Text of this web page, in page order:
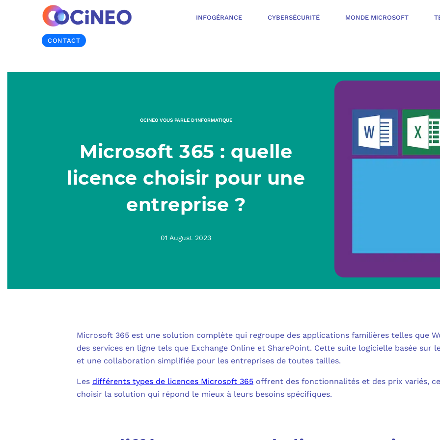
INFOGÉRANCE CYBERSÉCURITÉ MONDE MICROSOFT
CONTACT
OCINEO VOUS PARLE D’INFORMATIQUE
Microsoft 365 : quelle
licence choisir pour une
entreprise ?
01 August 2023
Microsoft 365 est une solution complète qui regroupe des applications familières telles que
des services en ligne tels que Exchange Online et SharePoint. Cette suite logicielle basée
et une collaboration simplifiée pour les entreprises de toutes tailles.
Les différents types de licences Microsoft 365 offrent des fonctionnalités et des prix variés,
choisir la solution qui répond le mieux à leurs besoins spécifiques.
INFOGÉRANCE
NOTRE
VOTRE
NOTRE
PROTÉGER LES
FAQ
MICROSOFT
MICROSOFT
MESSAGERIE
QUI